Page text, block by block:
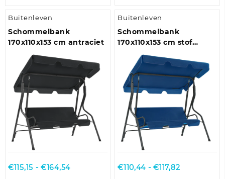
Buitenleven
Schommelbank
170x110x153 cm antraciet
€115,15 - €164,54Prijsklasse:
Buitenleven
Schommelbank
170x110x153 cm stof
donkerblauw
€110,44 - €117,82Prijsklasse: